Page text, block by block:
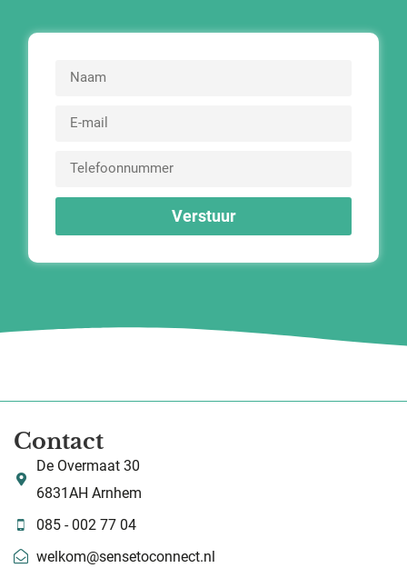
Verstuur
Contact
De Overmaat 30
6831AH Arnhem
085 - 002 77 04
welkom@sensetoconnect.nl